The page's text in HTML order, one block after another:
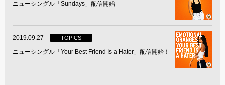
ニューシングル「Sundays」配信開始
2019.09.27 TOPICS
ニューシングル「Your Best Friend Is a Hater」配信開始！